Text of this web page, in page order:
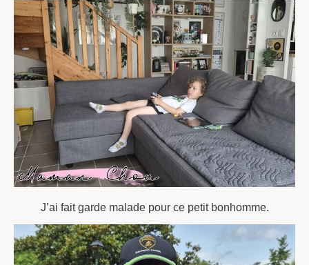
J’ai fait garde malade pour ce petit bonhomme.